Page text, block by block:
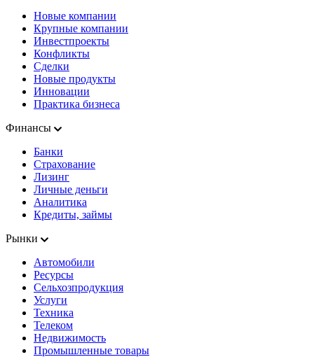
Новые компании
Крупные компании
Инвестпроекты
Конфликты
Сделки
Новые продукты
Инновации
Практика бизнеса
Финансы
Банки
Страхование
Лизинг
Личные деньги
Аналитика
Кредиты, займы
Рынки
Автомобили
Ресурсы
Сельхозпродукция
Услуги
Техника
Телеком
Недвижимость
Промышленные товары